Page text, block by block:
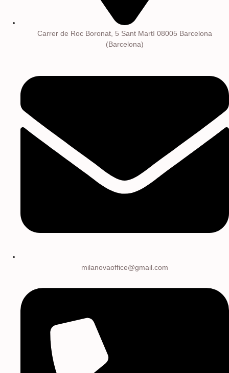
Carrer de Roc Boronat, 5 Sant Martí 08005 Barcelona
(Barcelona)
milanovaoffice@gmail.com